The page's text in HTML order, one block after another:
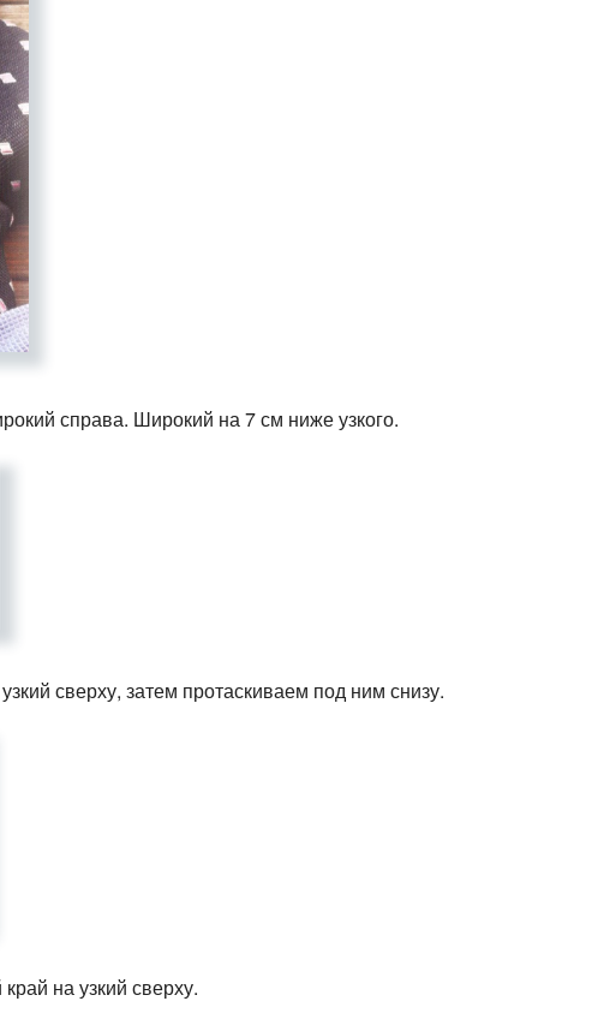
справа. Широкий на 7 см ниже узкого.
сверху, затем протаскиваем под ним снизу.
на узкий сверху.